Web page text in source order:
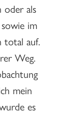
oder als
im
total auf.
Weg.
mein
es